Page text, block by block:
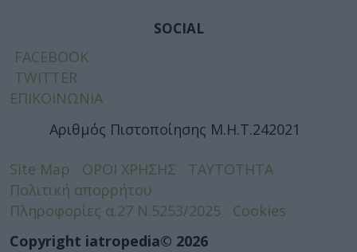
SOCIAL
FACEBOOK
TWITTER
ΕΠΙΚΟΙΝΩΝΙΑ
Αριθμός Πιστοποίησης Μ.Η.Τ.242021
Site Map ΟΡΟΙ ΧΡΗΣΗΣ
ΤΑΥΤΟΤΗΤΑ
Πολιτική απορρήτου
Πληροφορίες α.27 Ν.5253/2025
Cookies
Copyright iatropedia© 2026